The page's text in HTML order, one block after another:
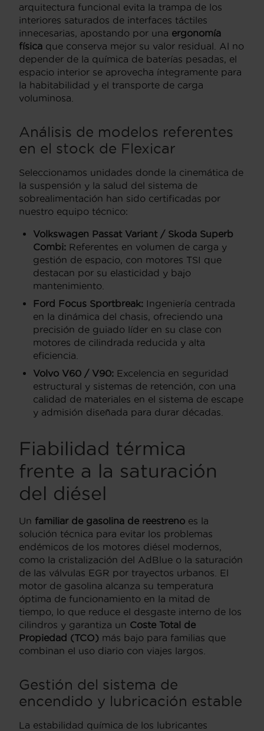
arquitectura funcional evita la trampa de los
interiores saturados de interfaces táctiles
innecesarias, apostando por una ergonomía
física que conserva mejor su valor residual. Al no
depender de la química de baterías pesadas, el
espacio interior se aprovecha íntegramente para
la habitabilidad y el transporte de carga
voluminosa.
Análisis de modelos referentes
en el stock de Flexicar
Seleccionamos unidades donde la cinemática de
la suspensión y la salud del sistema de
sobrealimentación han sido certificadas por
nuestro equipo técnico:
Volkswagen Passat Variant / Skoda Superb
Combi: Referentes en volumen de carga y
gestión de espacio, con motores TSI que
destacan por su elasticidad y bajo
mantenimiento.
Ford Focus Sportbreak: Ingeniería centrada
en la dinámica del chasis, ofreciendo una
precisión de guiado líder en su clase con
motores de cilindrada reducida y alta
eficiencia.
Volvo V60 / V90: Excelencia en seguridad
estructural y sistemas de retención, con una
calidad de materiales en el sistema de escape
y admisión diseñada para durar décadas.
Fiabilidad térmica
frente a la saturación
del diésel
Un familiar de gasolina de reestreno es la
solución técnica para evitar los problemas
endémicos de los motores diésel modernos,
como la cristalización del AdBlue o la saturación
de las válvulas EGR por trayectos urbanos. El
motor de gasolina alcanza su temperatura
óptima de funcionamiento en la mitad de
tiempo, lo que reduce el desgaste interno de los
cilindros y garantiza un Coste Total de
Propiedad (TCO) más bajo para familias que
combinan el uso diario con viajes largos.
Gestión del sistema de
encendido y lubricación estable
La estabilidad química de los lubricantes